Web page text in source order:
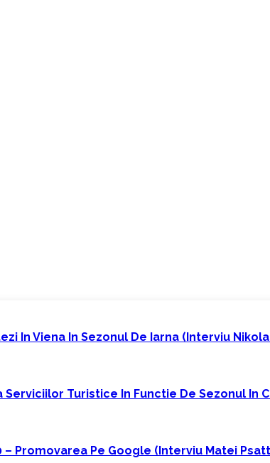
In Viena In Sezonul De Iarna (interviu
Turistice In Functie De Sezonul In
Promovarea Pe Google (interviu Matei